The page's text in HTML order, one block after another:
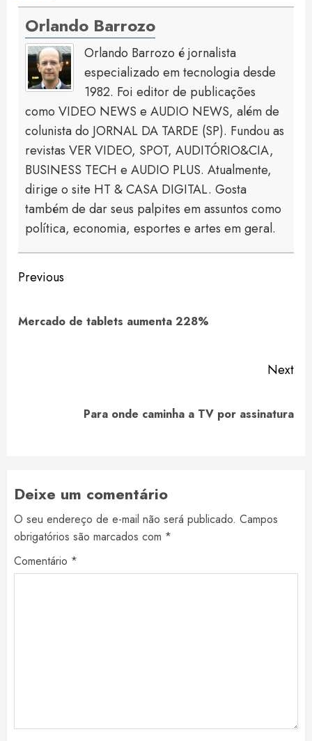
Orlando Barrozo
Orlando Barrozo é jornalista
especializado em tecnologia desde
1982. Foi editor de publicações
como VIDEO NEWS e AUDIO NEWS, além de
colunista do JORNAL DA TARDE (SP). Fundou as
revistas VER VIDEO, SPOT, AUDITÓRIO&CIA,
BUSINESS TECH e AUDIO PLUS. Atualmente,
dirige o site HT & CASA DIGITAL. Gosta
também de dar seus palpites em assuntos como
política, economia, esportes e artes em geral.
Continue
Previous
Mercado de tablets aumenta 228%
Next
Para onde caminha a TV por assinatura
Deixe um comentário
O seu endereço de e-mail não será publicado. Campos
obrigatórios são marcados com *
Comentário *